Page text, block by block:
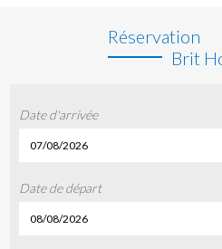
Réservation
Brit
Date d'arrivée
07/08/2026
Date de départ
08/08/2026